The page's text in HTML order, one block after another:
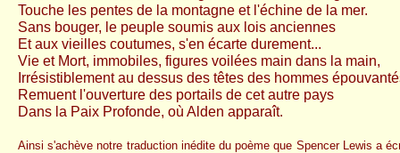
Touche les pentes de la montagne et l'échine de la mer.
Sans bouger, le peuple soumis aux lois anciennes
Et aux vieilles coutumes, s'en écarte durement...
Vie et Mort, immobiles, figures voilées main dans la main,
Irrésistiblement au dessus des têtes des hommes
Remuent l'ouverture des portails de cet autre pays
Dans la Paix Profonde, où Alden apparaît.
Ainsi s'achève notre traduction inédite du poème que Spencer Lewis a